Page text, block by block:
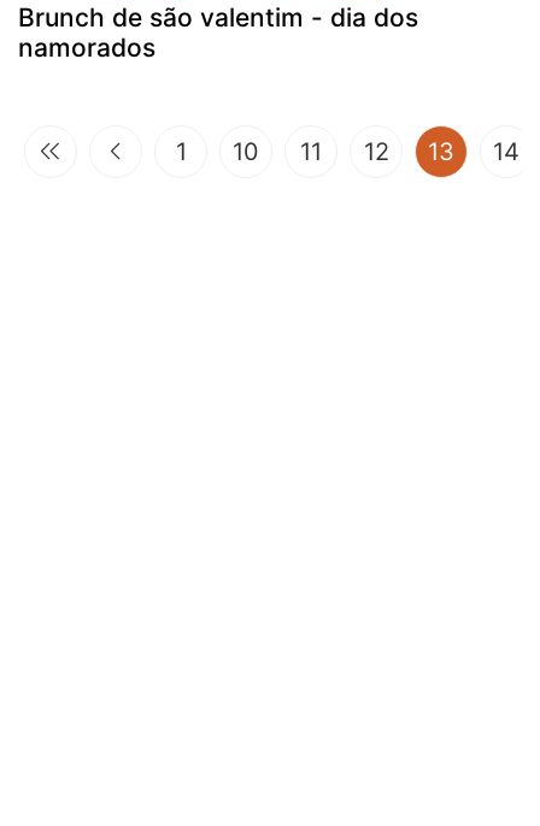
Brunch de são valentim - dia dos
namorados
1 10 11 12 13 14